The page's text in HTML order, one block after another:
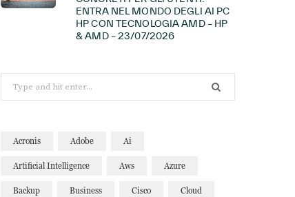
ENTRA NEL MONDO DEGLI AI PC
HP CON TECNOLOGIA AMD – HP
& AMD – 23/07/2026
for:
Acronis Adobe Ai
Artificial Intelligence Aws Azure
Backup Business Cisco Cloud